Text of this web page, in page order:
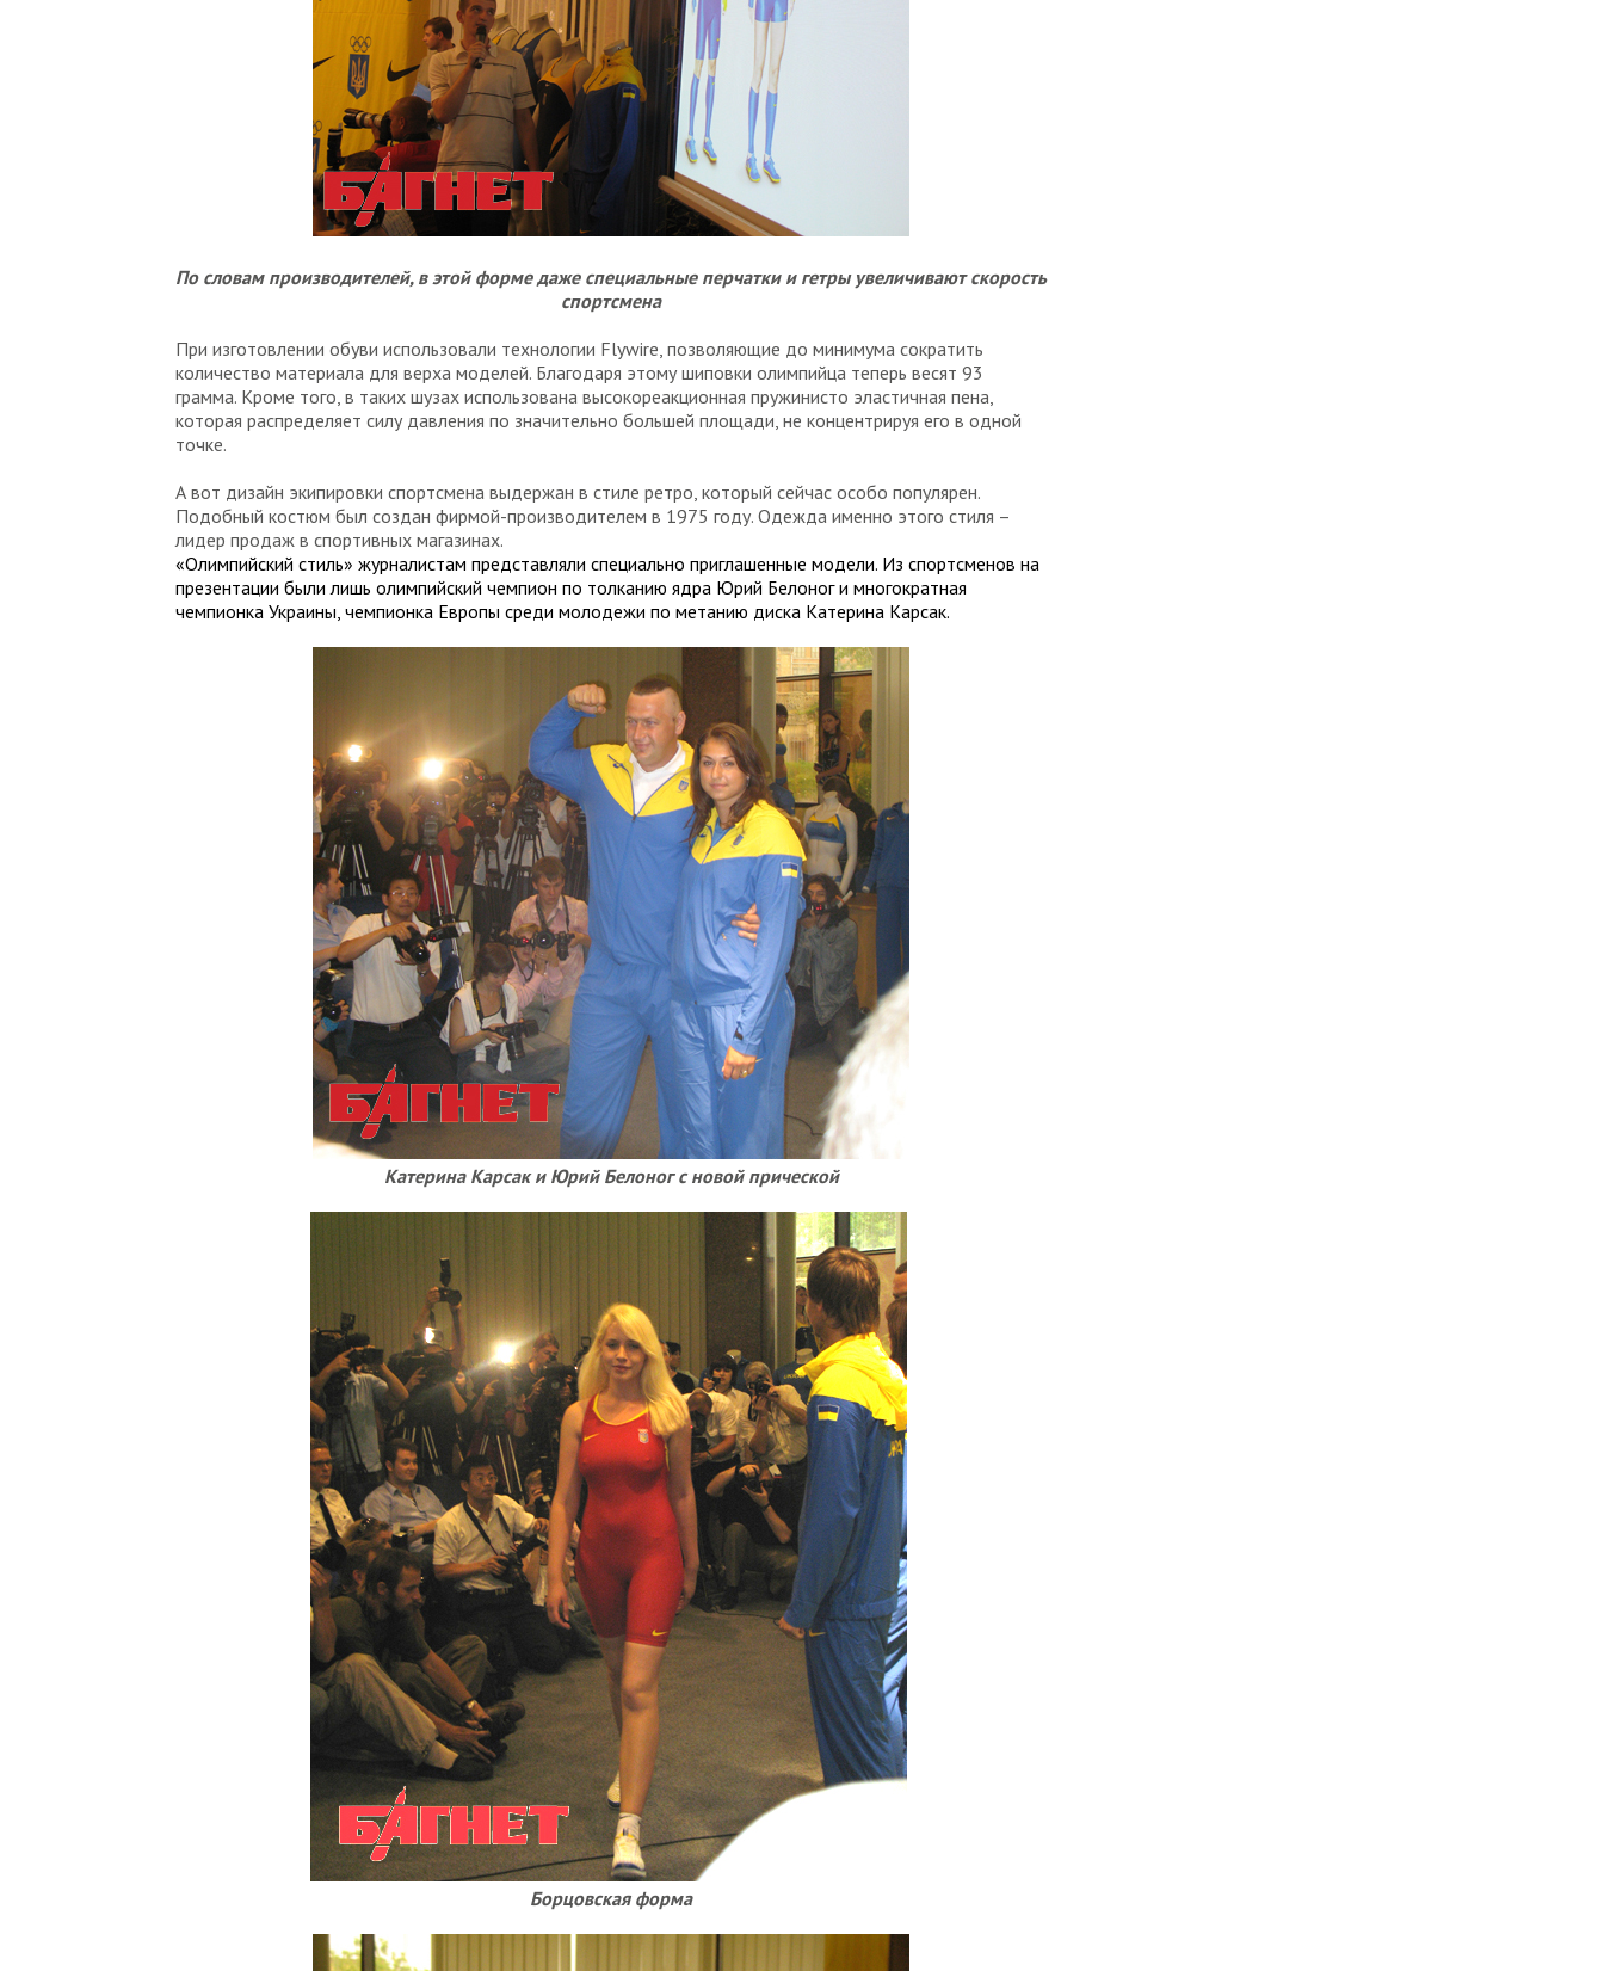
По словам производителей, в этой форме даже специальные перчатки и гетры увеличивают скорость
спортсмена
При изготовлении обуви использовали технологии Flywire, позволяющие до минимума сократить
количество материала для верха моделей. Благодаря этому шиповки олимпийца теперь весят 93
грамма. Кроме того, в таких шузах использована высокореакционная пружинисто эластичная пена,
которая распределяет силу давления по значительно большей площади, не концентрируя его в одной
точке.
А вот дизайн экипировки спортсмена выдержан в стиле ретро, который сейчас особо популярен.
Подобный костюм был создан фирмой-производителем в 1975 году. Одежда именно этого стиля –
лидер продаж в спортивных магазинах.
«Олимпийский стиль» журналистам представляли специально приглашенные модели. Из спортсменов на
презентации были лишь олимпийский чемпион по толканию ядра Юрий Белоног и многократная
чемпионка Украины, чемпионка Европы среди молодежи по метанию диска Катерина Карсак.
Катерина Карсак и Юрий Белоног с новой прической
Борцовская форма